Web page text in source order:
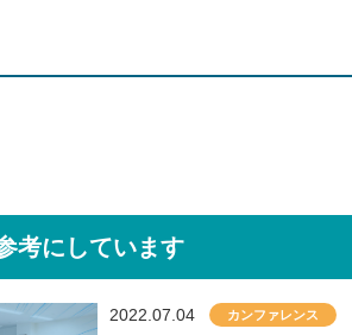
考にしています
2022.07.04 カンファレンス